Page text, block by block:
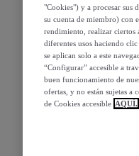
"Cookies") y a procesar sus
su cuenta de miembro) con
rendimiento, realizar ciertos
diferentes usos haciendo
se aplican solo a este
“Configurar” accesible a
buen funcionamiento de
ofertas, y no están sujetas a
de Cookies accesible AQUÍ.